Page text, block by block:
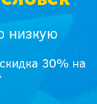
низкую
30% на